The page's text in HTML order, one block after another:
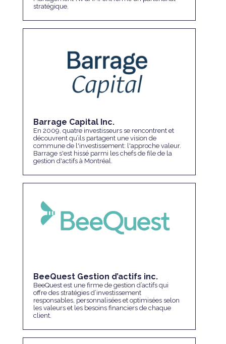
stratégique.
Barrage Capital Inc.
En 2009, quatre investisseurs se rencontrent et
découvrent qu’ils partagent une vision de
commune de l'investissement: l'approche valeur.
Barrage s'est hissé parmi les chefs de file de la
gestion d'actifs à Montréal.
BeeQuest Gestion d’actifs inc.
BeeQuest est une firme de gestion d’actifs qui
offre des stratégies d’investissement
responsables, personnalisées et optimisées selon
les valeurs et les besoins financiers de chaque
client.